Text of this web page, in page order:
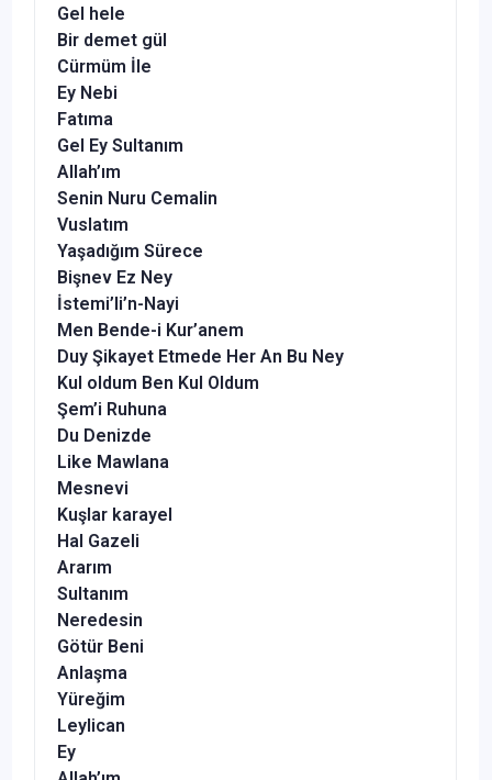
Gel hele
Bir demet gül
Cürmüm İle
Ey Nebi
Fatıma
Gel Ey Sultanım
Allah’ım
Senin Nuru Cemalin
Vuslatım
Yaşadığım Sürece
Bişnev Ez Ney
İstemi’li’n-Nayi
Men Bende-i Kur’anem
Duy Şikayet Etmede Her An Bu Ney
Kul oldum Ben Kul Oldum
Şem’i Ruhuna
Du Denizde
Like Mawlana
Mesnevi
Kuşlar karayel
Hal Gazeli
Ararım
Sultanım
Neredesin
Götür Beni
Anlaşma
Yüreğim
Leylican
Ey